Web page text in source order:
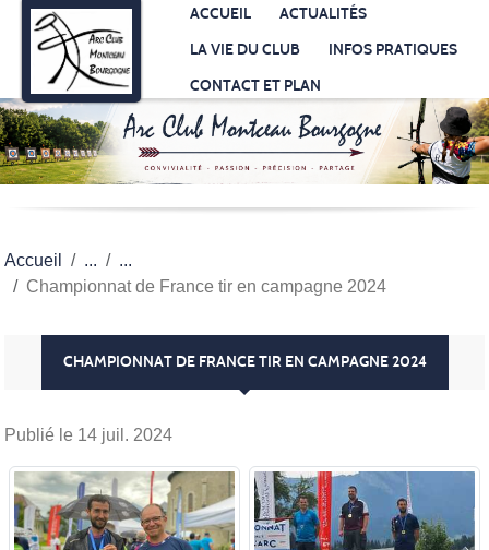
ACCUEIL
ACTUALITÉS
LA VIE DU CLUB
INFOS PRATIQUES
CONTACT ET PLAN
Accueil
Championnat de France tir en campagne 2024
CHAMPIONNAT DE FRANCE TIR EN CAMPAGNE 2024
Publié le 14 juil. 2024
Panneau de gestion des cookies